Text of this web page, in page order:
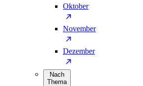
Oktober
November
Dezember
Nach
Thema